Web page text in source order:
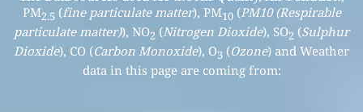
PM2.5 (fine particulate matter), PM10(PM10 (Respirable
particulate matter)), NO2 (Nitrogen Dioxide), SO2 (Sulphur
Dioxide), CO (Carbon Monoxide), O3 (Ozone) and Weather
data in this page are coming from: